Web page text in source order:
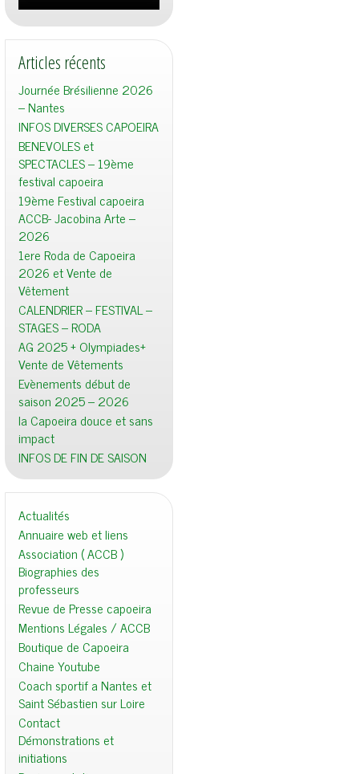
Articles récents
Journée Brésilienne 2026
– Nantes
INFOS DIVERSES CAPOEIRA
BENEVOLES et
SPECTACLES – 19ème
festival capoeira
19ème Festival capoeira
ACCB- Jacobina Arte –
2026
1ere Roda de Capoeira
2026 et Vente de
Vêtement
CALENDRIER – FESTIVAL –
STAGES – RODA
AG 2025 + Olympiades+
Vente de Vêtements
Evènements début de
saison 2025 – 2026
la Capoeira douce et sans
impact
INFOS DE FIN DE SAISON
Actualités
Annuaire web et liens
Association ( ACCB )
Biographies des
professeurs
Revue de Presse capoeira
Mentions Légales / ACCB
Boutique de Capoeira
Chaine Youtube
Coach sportif a Nantes et
Saint Sébastien sur Loire
Contact
Démonstrations et
initiations